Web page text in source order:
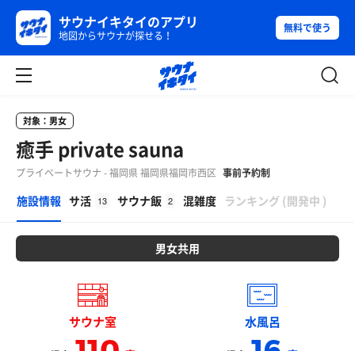
サウナイキタイのアプリ
地図からサウナが探せる！
無料で使う
対象：男女
癒手 private sauna
プライベートサウナ - 福岡県 福岡県福岡市西区 事前予約制
施設情報 サ活 13 サウナ飯 2 混雑度
β
ランキング (開発中 )
男女共用
サウナ室 水風呂